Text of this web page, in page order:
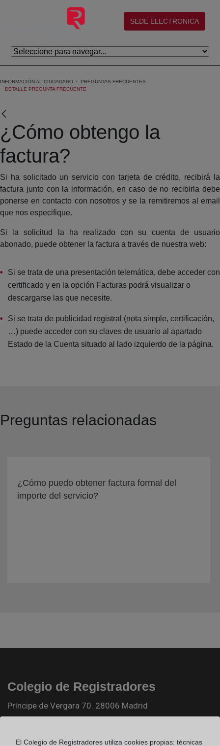
Skip to Main Content
(abre en nueva ventana)
SEDE ELECTRONICA
INFORMACIÓN AL CIUDADANO
PREGUNTAS FRECUENTES
DETALLE PREGUNTA FRECUENTE
¿Cómo obtengo la
factura?
Si ha solicitado un servicio con tarjeta de crédito, recibirá la
factura junto con la información, en caso de no recibirla debe
ponerse en contacto con nosotros y se la remitiremos al email
que nos especifique.
Si la solicitud la ha realizado con su cuenta de usuario
abonado, puede obtener la factura a través de nuestra web:
Si se trata de una presentación telemática, debe acceder con
certificado y en la opción Facturas podrá visualizar o
descargarse las que necesite.
Si se trata de publicidad registral (nota simple, certificación,
…) puede acceder con su claves de usuario al apartado
Estado de la Cuenta situado al lado izquierdo de la página.
Preguntas relacionadas
¿Cómo puedo obtener factura formal del
importe del servicio?
Colegio de Registradores
Príncipe de Vergara 70. 28006 Madrid
Fax:91 564 11 59
El Colegio de Registradores utiliza cookies propias: técnicas